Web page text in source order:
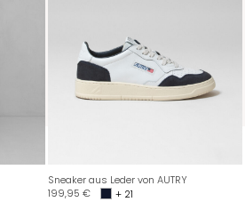
Sneaker aus Leder von AUTRY
199,95 € + 21